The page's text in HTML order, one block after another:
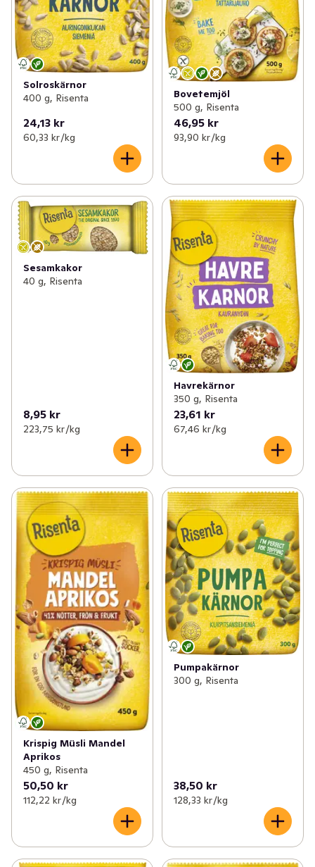
Solroskärnor
400 g, Risenta
24,13 kr
60,33 kr /kg
Bovetemjöl
500 g, Risenta
46,95 kr
93,90 kr /kg
Sesamkakor
40 g, Risenta
8,95 kr
223,75 kr /kg
Havrekärnor
350 g, Risenta
23,61 kr
67,46 kr /kg
Krispig Müsli Mandel
Aprikos
450 g, Risenta
50,50 kr
112,22 kr /kg
Pumpakärnor
300 g, Risenta
38,50 kr
128,33 kr /kg